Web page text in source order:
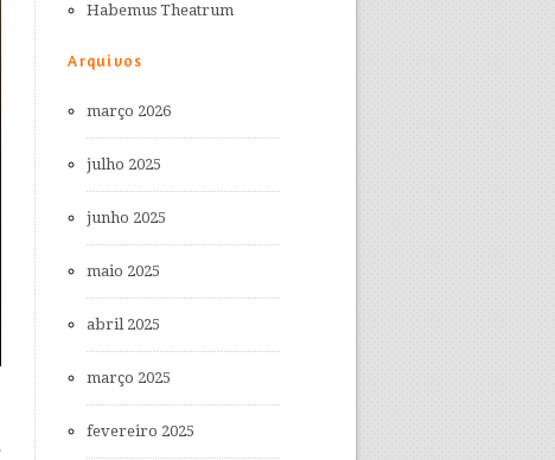
Habemus Theatrum
Arquivos
março 2026
julho 2025
junho 2025
maio 2025
abril 2025
março 2025
fevereiro 2025